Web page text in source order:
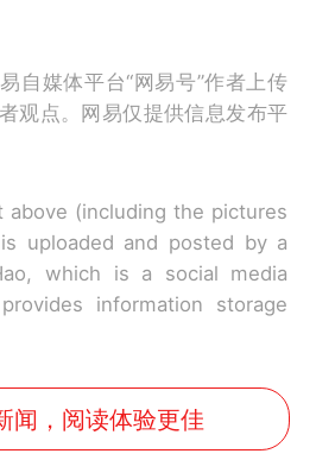
自媒体平台“网易号”作者上传
观点。网易仅提供信息发布平
above (including the pictures
uploaded and posted by a
which is a social media
information storage
闻，阅读体验更佳